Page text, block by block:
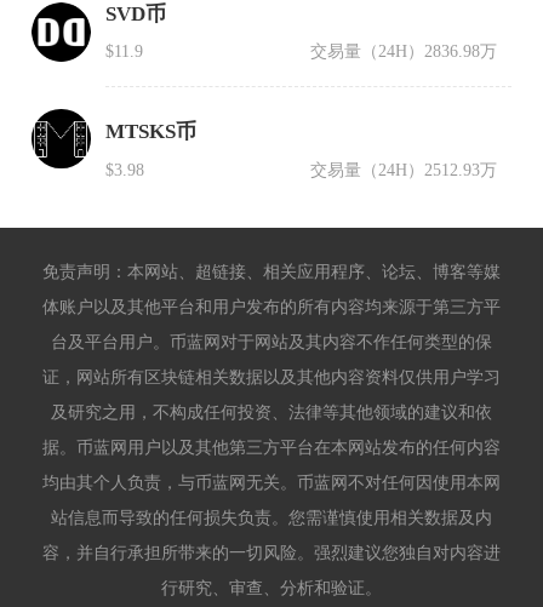
SVD币
$11.9 交易量（24H）2836.98万
MTSKS币
$3.98 交易量（24H） 2512.93万
免责声明：本网站、超链接、相关应用程序、论坛、博客等媒
体账户以及其他平台和用户发布的所有内容均来源于第三方平
台及平台用户。币蓝网对于网站及其内容不作任何类型的保
证，网站所有区块链相关数据以及其他内容资料仅供用户学习
及研究之用，不构成任何投资、法律等其他领域的建议和依
据。币蓝网用户以及其他第三方平台在本网站发布的任何内容
均由其个人负责，与币蓝网无关。币蓝网不对任何因使用本网
站信息而导致的任何损失负责。您需谨慎使用相关数据及内
容，并自行承担所带来的一切风险。强烈建议您独自对内容进
行研究、审查、分析和验证。